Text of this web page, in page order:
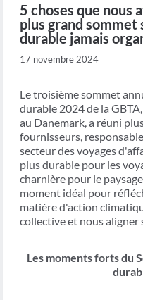
5 choses que nous
plus grand
durable jamais
17 novembre 2024
Le troisième sommet
durable 2024 de la
au Danemark, a réuni
fournisseurs,
secteur des voyages
plus durable pour les
charnière pour le
moment idéal pour
matière d'action
collective et nous aligner
Les moments forts du